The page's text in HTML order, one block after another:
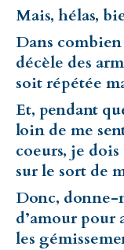
Mais, hélas,
Dans
décèle des
soit répétée
Et, pendant
loin de me
coeurs, je
sur le sort de
Donc, donne-
d’amour pour
les